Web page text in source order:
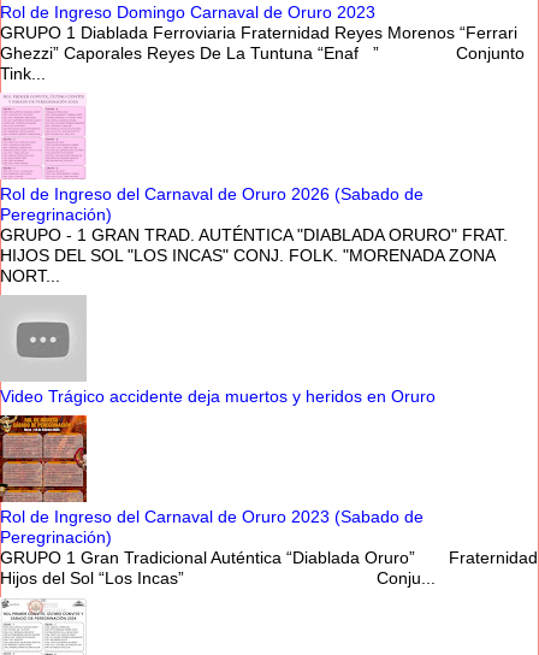
Rol de Ingreso Domingo Carnaval de Oruro 2023
GRUPO 1 Diablada Ferroviaria Fraternidad Reyes Morenos “Ferrari
Ghezzi” Caporales Reyes De La Tuntuna “Enaf ” Conjunto
Tink...
Rol de Ingreso del Carnaval de Oruro 2026 (Sabado de
Peregrinación)
GRUPO - 1 GRAN TRAD. AUTÉNTICA "DIABLADA ORURO" FRAT.
HIJOS DEL SOL "LOS INCAS" CONJ. FOLK. "MORENADA ZONA
NORT...
Video Trágico accidente deja muertos y heridos en Oruro
Rol de Ingreso del Carnaval de Oruro 2023 (Sabado de
Peregrinación)
GRUPO 1 Gran Tradicional Auténtica “Diablada Oruro” Fraternidad
Hijos del Sol “Los Incas” Conju...